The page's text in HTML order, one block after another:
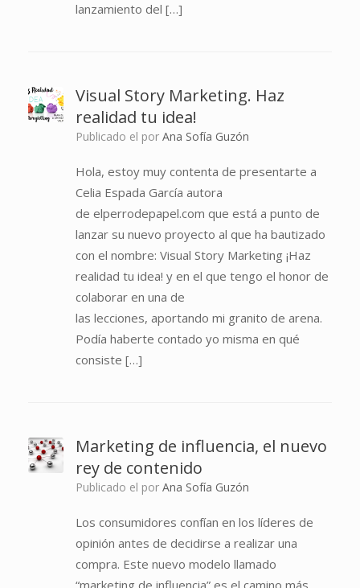
lanzamiento del […]
Visual Story Marketing. Haz
realidad tu idea!
Publicado el por Ana Sofía Guzón
Hola, estoy muy contenta de presentarte a
Celia Espada García autora
de elperrodepapel.com que está a punto de
lanzar su nuevo proyecto al que ha bautizado
con el nombre: Visual Story Marketing ¡Haz
realidad tu idea! y en el que tengo el honor de
colaborar en una de
las lecciones, aportando mi granito de arena.
Podía haberte contado yo misma en qué
consiste […]
Marketing de influencia, el nuevo
rey de contenido
Publicado el por Ana Sofía Guzón
Los consumidores confían en los líderes de
opinión antes de decidirse a realizar una
compra. Este nuevo modelo llamado